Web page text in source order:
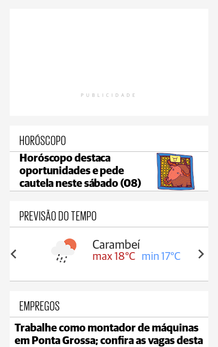
PUBLICIDADE
HORÓSCOPO
Horóscopo destaca
oportunidades e pede
cautela neste sábado (08)
PREVISÃO DO TEMPO
18°C
Carambeí
max 18°C min 17°C
EMPREGOS
Trabalhe como montador de máquinas
em Ponta Grossa; confira as vagas desta